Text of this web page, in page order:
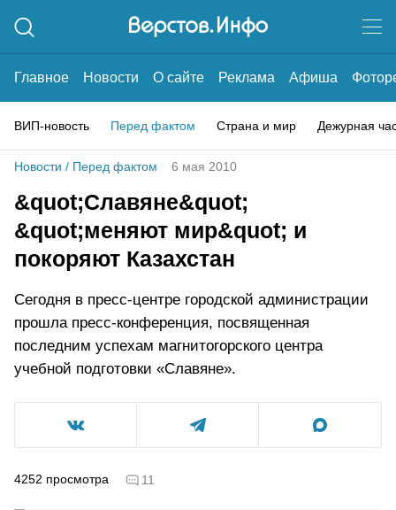
Главное Новости О сайте Реклама Афиша
ВИП-новость Перед фактом Страна и мир Дежурная
Новости / Перед фактом 6 мая 2010
&quot;Славяне&quot;
&quot;меняют мир&quot; и
покоряют Казахстан
Сегодня в пресс-центре городской администрации
прошла пресс-конференция, посвященная
последним успехам магнитогорского центра
учебной подготовки «Славяне».
4252 просмотра 11